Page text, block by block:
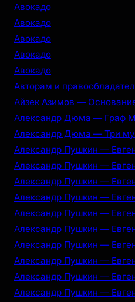
Авокадо
Авокадо
Авокадо
Авокадо
Авокадо
Авторам и
Айзек Азимов —
Александр Дюма — Граф
Александр Дюма — Три
Александр Пушкин —
Александр Пушкин —
Александр Пушкин —
Александр Пушкин —
Александр Пушкин —
Александр Пушкин —
Александр Пушкин —
Александр Пушкин —
Александр Пушкин —
Александр Пушкин —